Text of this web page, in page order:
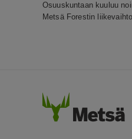
Osuuskuntaan kuuluu
Metsä Forestin